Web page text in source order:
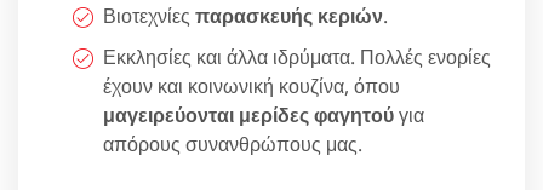
Βιοτεχνίες παρασκευής κεριών.
Εκκλησίες και άλλα ιδρύματα. Πολλές ενορίες
έχουν και κοινωνική κουζίνα, όπου
μαγειρεύονται μερίδες φαγητούγια
απόρους συνανθρώπους μας.